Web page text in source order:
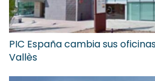
PIC España cambia sus
Vallès